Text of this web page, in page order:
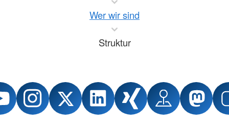
Wer wir sind
Struktur